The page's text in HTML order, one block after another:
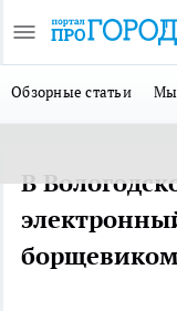
Обзорные статьи Мы
В